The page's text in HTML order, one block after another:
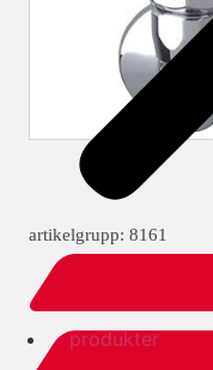
produkter
artikelgrupp: 8161